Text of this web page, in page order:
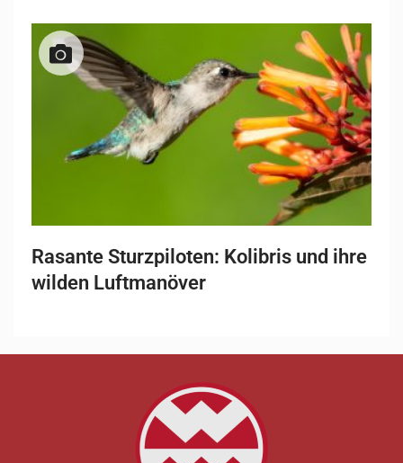
Rasante Sturzpiloten: Kolibris und ihre
wilden Luftmanöver